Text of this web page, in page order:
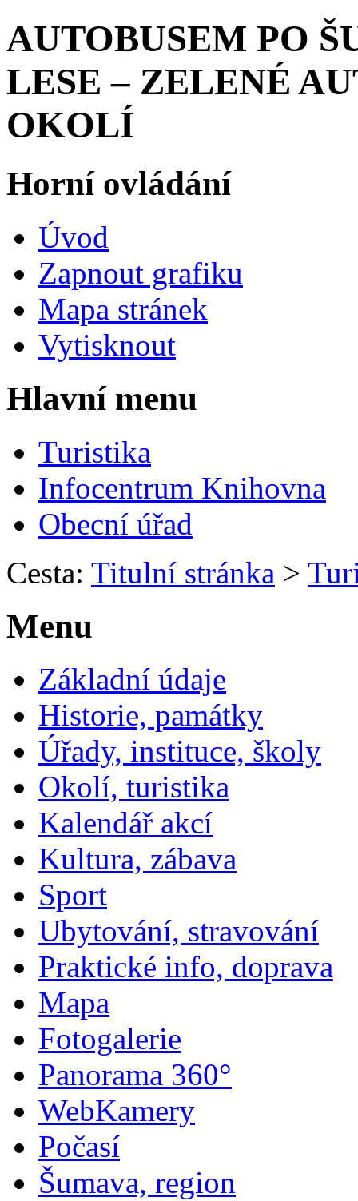
AUTOBUSEM PO
LESE – ZELENÉ
OKOLÍ
Horní ovládání
Úvod
Zapnout grafiku
Mapa stránek
Vytisknout
Hlavní menu
Turistika
Infocentrum Knihovna
Obecní úřad
Cesta: Titulní stránka >
Menu
Základní údaje
Historie, památky
Úřady, instituce, školy
Okolí, turistika
Kalendář akcí
Kultura, zábava
Sport
Ubytování, stravování
Praktické info, doprava
Mapa
Fotogalerie
Panorama 360°
WebKamery
Počasí
Šumava, region